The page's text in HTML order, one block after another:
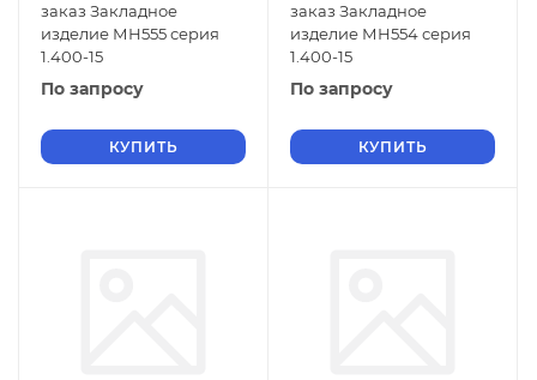
заказ Закладное
изделие МН555 серия
1.400-15
По запросу
КУПИТЬ
заказ Закладное
изделие МН554 серия
1.400-15
По запросу
КУПИТЬ